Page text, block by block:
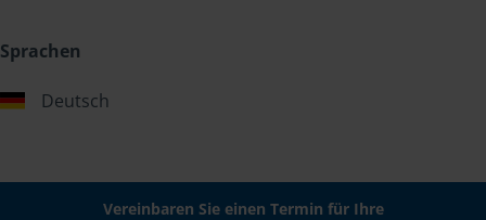
Sprachen
Deutsch
Vereinbaren Sie einen Termin für Ihre